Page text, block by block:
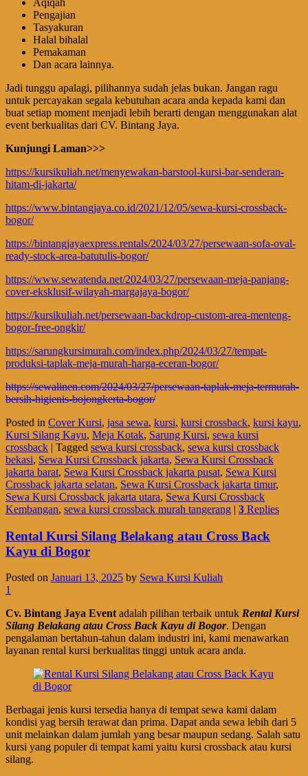
Aqiqah
Pengajian
Tasyakuran
Halal bihalal
Pemakaman
Dan acara lainnya.
Jadi tunggu apalagi, pilihannya sudah jelas bukan. Jangan ragu
untuk percayakan segala kebutuhan acara anda kepada kami dan
buat setiap moment menjadi lebih berarti dengan menggunakan alat
event berkualitas dari CV. Bintang Jaya.
Kunjungi Laman>>>
https://kursikuliah.net/menyewakan-barstool-kursi-bar-senderan-
hitam-di-jakarta/
https://www.bintangjaya.co.id/2021/12/05/sewa-kursi-crossback-
bogor/
https://bintangjayaexpress.rentals/2024/03/27/persewaan-sofa-oval-
ready-stock-area-batutulis-bogor/
https://www.sewatenda.net/2024/03/27/persewaan-meja-panjang-
cover-eksklusif-wilayah-margajaya-bogor/
https://kursikuliah.net/persewaan-backdrop-custom-area-menteng-
bogor-free-ongkir/
https://sarungkursimurah.com/index.php/2024/03/27/tempat-
produksi-taplak-meja-murah-harga-eceran-bogor/
https://sewalinen.com/2024/03/27/persewaan-taplak-meja-termurah-
bersih-higienis-bojongkerta-bogor/
Posted in Cover Kursi, jasa sewa, kursi, kursi crossback, kursi kayu,
Kursi Silang Kayu, Meja Kotak, Sarung Kursi, sewa kursi
crossback | Tagged sewa kursi crossback, sewa kursi crossback
bekasi, Sewa Kursi Crossback jakarta, Sewa Kursi Crossback
jakarta barat, Sewa Kursi Crossback jakarta pusat, Sewa Kursi
Crossback jakarta selatan, Sewa Kursi Crossback jakarta timur,
Sewa Kursi Crossback jakarta utara, Sewa Kursi Crossback
Kembangan, sewa kursi crossback murah tangerang | 3 Replies
Rental Kursi Silang Belakang atau Cross Back
Kayu di Bogor
Posted on Januari 13, 2025 by Sewa Kursi Kuliah
1
Cv. Bintang Jaya Eventadalah pilihan terbaik untuk Rental Kursi
Silang Belakang atau Cross Back Kayu di Bogor. Dengan
pengalaman bertahun-tahun dalam industri ini, kami menawarkan
layanan rental kursi berkualitas tinggi untuk acara anda.
Berbagai jenis kursi tersedia hanya di tempat sewa kami dalam
kondisi yag bersih terawat dan prima. Dapat anda sewa lebih dari 5
unit melainkan dalam jumlah yang besar maupun sedang. Salah satu
kursi yang populer di tempat kami yaitu kursi crossback atau kursi
silang.